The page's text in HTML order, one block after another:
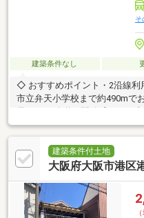
そ
建築条件なし
◇ おすすめポイント・2沿線利
市立弁天小学校まで約490mで
セス・JR大阪環状線「弁天町
「弁天町」駅 徒歩8分◇ 周辺
阪ベイタワー店…徒歩4分（約
丁目店…徒歩1分（約70m）・
ベイタワー店…徒歩4分（約
建築条件付土地
大阪府大阪市港区